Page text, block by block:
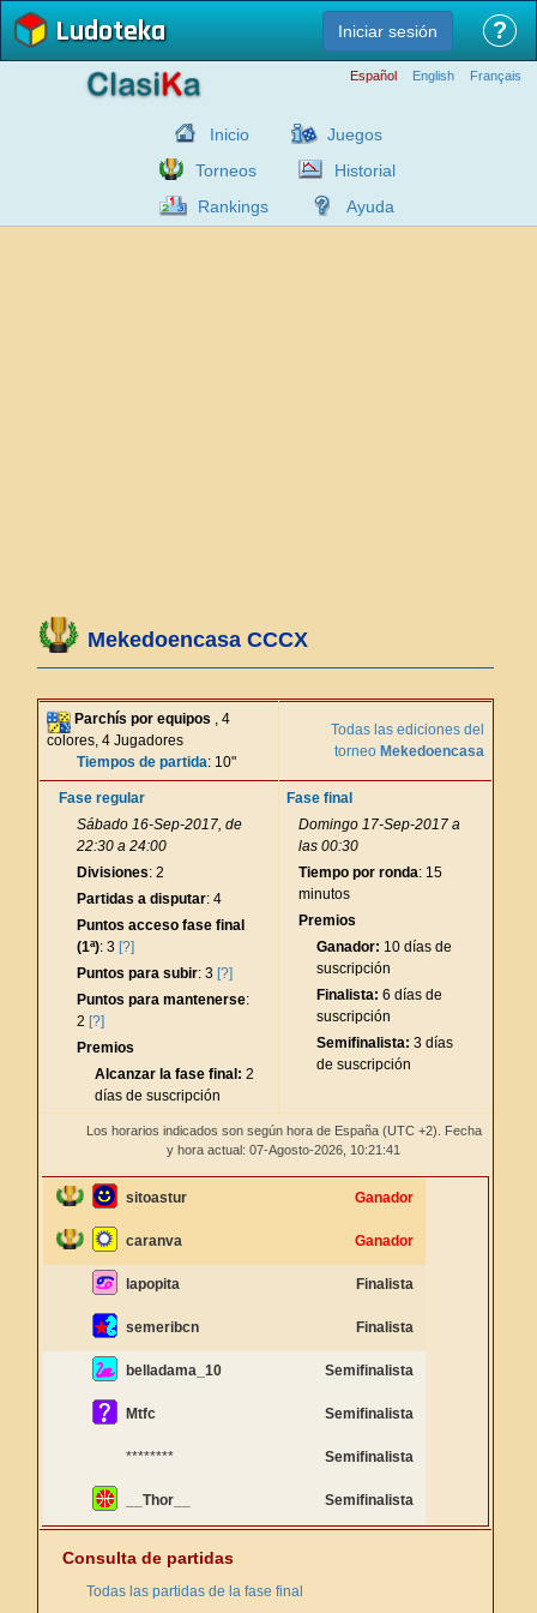
Ludoteka Iniciar sesión ?
Español English Français
Inicio
Juegos
Torneos
Historial
Rankings
Ayuda
Mekedoencasa CCCX
Parchís por equipos , 4
colores, 4 Jugadores
Tiempos de partida: 10"
Todas las ediciones del
torneo Mekedoencasa
Fase regular
Sábado 16-Sep-2017, de
22:30 a 24:00
Divisiones: 2
Partidas a disputar: 4
Puntos acceso fase final
(1ª): 3 [?]
Puntos para subir: 3 [?]
Puntos para mantenerse:
2 [?]
Premios
Alcanzar la fase final: 2
días de suscripción
Fase final
Domingo 17-Sep-2017 a
las 00:30
Tiempo por ronda: 15
minutos
Premios
Ganador: 10 días de
suscripción
Finalista: 6 días de
suscripción
Semifinalista: 3 días
de suscripción
Los horarios indicados son según hora de España (UTC +2). Fecha
y hora actual: 07-Agosto-2026, 10:21:41
sitoastur Ganador
caranva Ganador
lapopita Finalista
semeribcn Finalista
belladama_10 Semifinalista
Mtfc Semifinalista
******** Semifinalista
__Thor__ Semifinalista
Consulta de partidas
Todas las partidas de la fase final